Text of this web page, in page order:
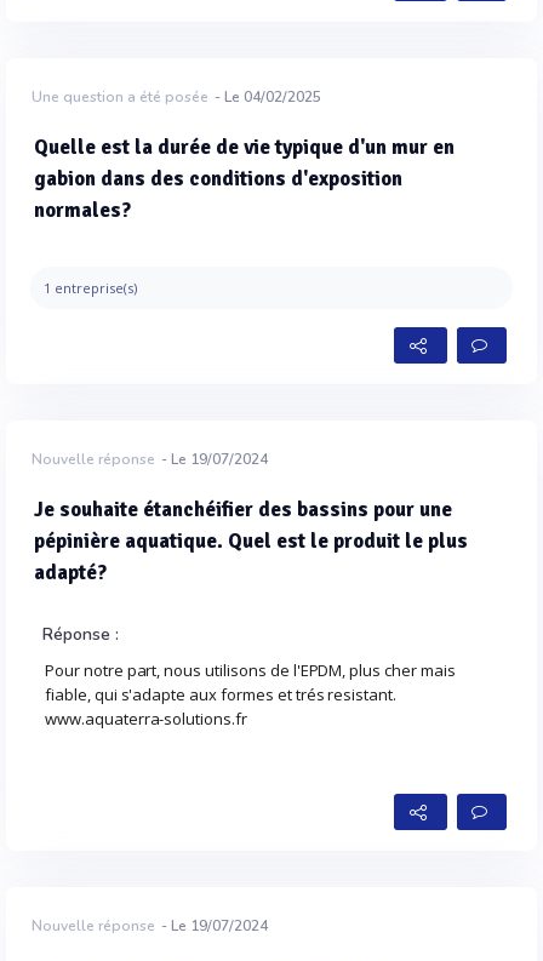
Une question a été posée - Le 04/02/2025
Quelle est la durée de vie typique d'un mur en
gabion dans des conditions d'exposition
normales?
1 entreprise(s)
Nouvelle réponse - Le 19/07/2024
Je souhaite étanchéifier des bassins pour une
pépinière aquatique. Quel est le produit le plus
adapté?
Réponse :
Pour notre part, nous utilisons de l'EPDM, plus cher mais
fiable, qui s'adapte aux formes et trés resistant.
www.aquaterra-solutions.fr
Nouvelle réponse - Le 19/07/2024